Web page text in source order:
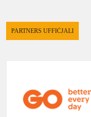
PARTNERS UFFIĊJALI